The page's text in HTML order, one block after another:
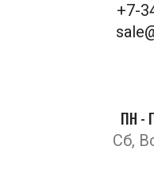
+7-
ПН -
Сб,